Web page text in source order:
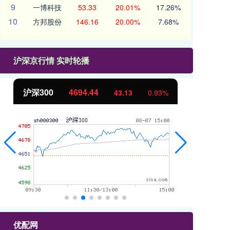
9 一博科技 53.33 20.01% 17.26%
10 方邦股份 146.16 20.00% 7.68%
沪深京行情 实时轮播
0.93% 北证50 1134.24
优配网